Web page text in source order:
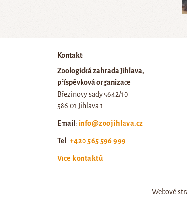
Kontakt:
Zoologická zahrada Jihlava,
příspěvková organizace
Březinovy sady 5642/10
586 01 Jihlava 1
Email : info@zoojihlava.cz
Tel : +420 565 596 999
Více kontaktů
Webové